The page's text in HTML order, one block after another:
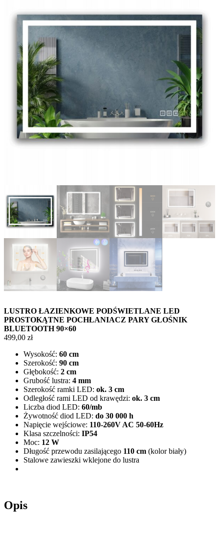
LUSTRO ŁAZIENKOWE PODŚWIETLANE LED
PROSTOKĄTNE POCHŁANIACZ PARY GŁOŚNIK
BLUETOOTH 90×60
499,00 zł
Wysokość: 60 cm
Szerokość: 90 cm
Głębokość: 2 cm
Grubość lustra: 4 mm
Szerokość ramki LED: ok. 3 cm
Odległość rami LED od krawędzi: ok. 3 cm
Liczba diod LED: 60/mb
Żywotność diod LED: do 30 000 h
Napięcie wejściowe: 110-260V AC 50-60Hz
Klasa szczelności: IP54
Moc: 12 W
Długość przewodu zasilającego 110 cm (kolor biały)
Stalowe zawieszki wklejone do lustra
Opis